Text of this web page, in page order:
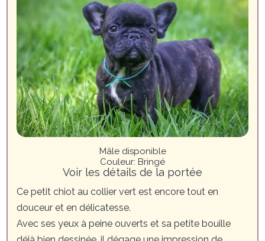
Mâle disponible
Couleur: Bringé
Voir les détails de la portée
Ce petit chiot au collier vert est encore tout en
douceur et en délicatesse.
Avec ses yeux à peine ouverts et sa petite bouille